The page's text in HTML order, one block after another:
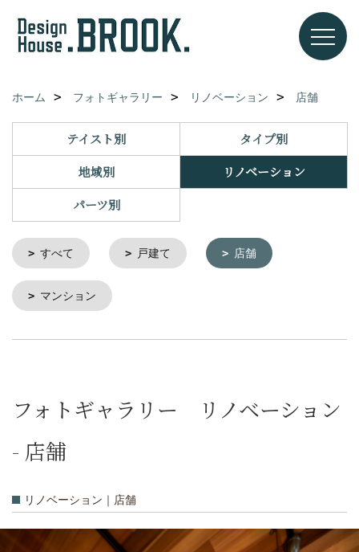
ホーム フォトギャラリー リノベーション 店舗
テイスト別
タイプ別
地域別
リノベーション
パーツ別
すべて 戸建て 店舗
マンション
フォトギャラリー リノベーション
- 店舗
リノベーション｜店舗